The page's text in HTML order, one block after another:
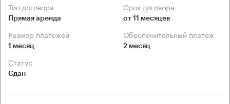
Тип договора
Прямая аренда
Срок договора
от 11 месяцев
Размер платежей
1 месяц
Обеспечительный платеж
2 месяц
Статус
Сдан